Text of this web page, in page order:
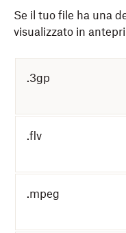
Se il tuo file ha una
visualizzato in
.3gp
.flv
.mpeg